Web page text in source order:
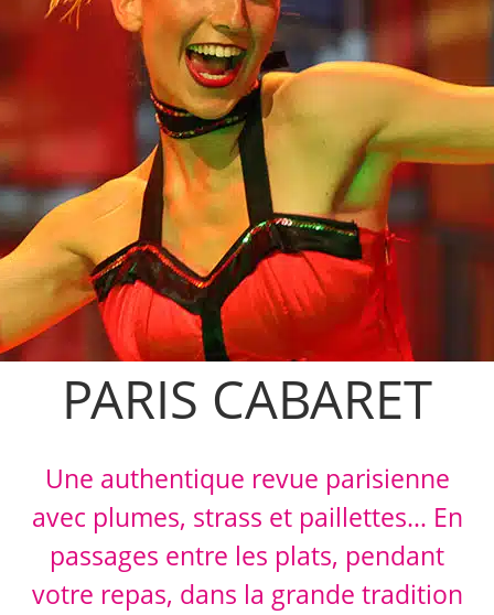
PARIS CABARET
Une authentique revue parisienne
avec plumes, strass et paillettes… En
passages entre les plats, pendant
votre repas, dans la grande tradition